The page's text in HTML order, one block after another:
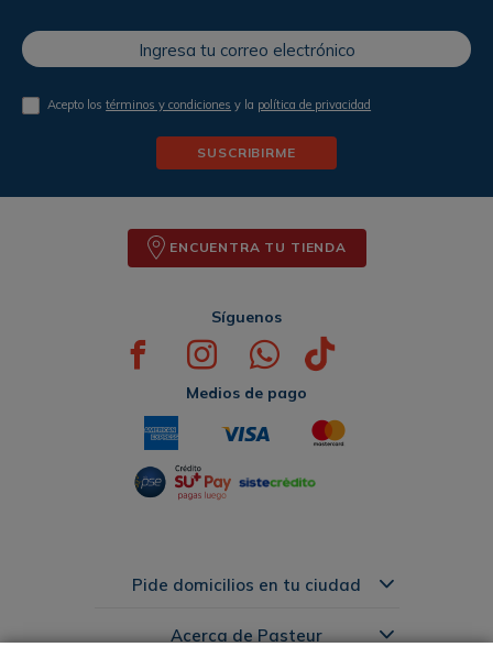
Acepto lostérminos y condiciones y la política de privacidad
SUSCRIBIRME
ENCUENTRA TU TIENDA
Síguenos
Medios de pago
Pide domicilios en tu ciudad
Acerca de Pasteur